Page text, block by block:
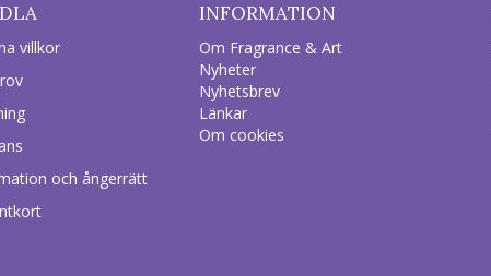
villkor
och ångerrätt
INFORMATION
Om Fragrance & Art
Nyheter
Nyhetsbrev
Länkar
Om cookies